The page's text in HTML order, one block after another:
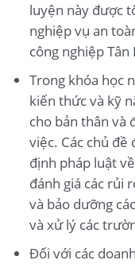
luyện này được
nghiệp vụ an
công nghiệp Tân
Trong khóa học
kiến thức và kỹ
cho bản thân và
việc. Các chủ đề
định pháp luật
đánh giá các rủi
và bảo dưỡng
và xử lý các
Đối với các